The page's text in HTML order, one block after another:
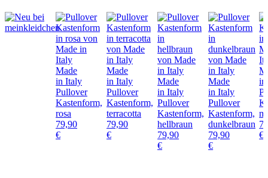
Made
in Italy
Pullover
Kastenform,
rosa
79,90
€
Made
in Italy
Pullover
Kastenform,
terracotta
79,90
€
Made
in Italy
Pullover
Kastenform,
hellbraun
79,90
€
Made
in Italy
Pullover
Kastenform,
dunkelbraun
79,90
€
in
€